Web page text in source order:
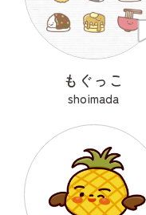
もぐっこ
shoimada